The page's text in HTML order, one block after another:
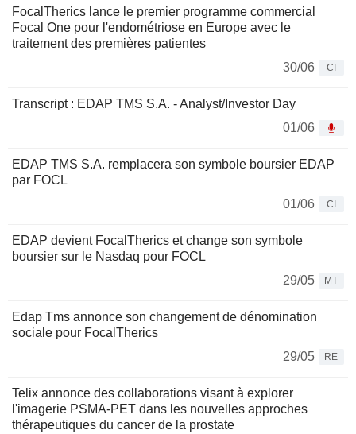
FocalTherics lance le premier programme commercial
Focal One pour l'endométriose en Europe avec le
traitement des premières patientes
30/06
CI
Transcript : EDAP TMS S.A. - Analyst/Investor Day
01/06
EDAP TMS S.A. remplacera son symbole boursier EDAP
par FOCL
01/06
CI
EDAP devient FocalTherics et change son symbole
boursier sur le Nasdaq pour FOCL
29/05
MT
Edap Tms annonce son changement de dénomination
sociale pour FocalTherics
29/05
RE
Telix annonce des collaborations visant à explorer
l'imagerie PSMA-PET dans les nouvelles approches
thérapeutiques du cancer de la prostate